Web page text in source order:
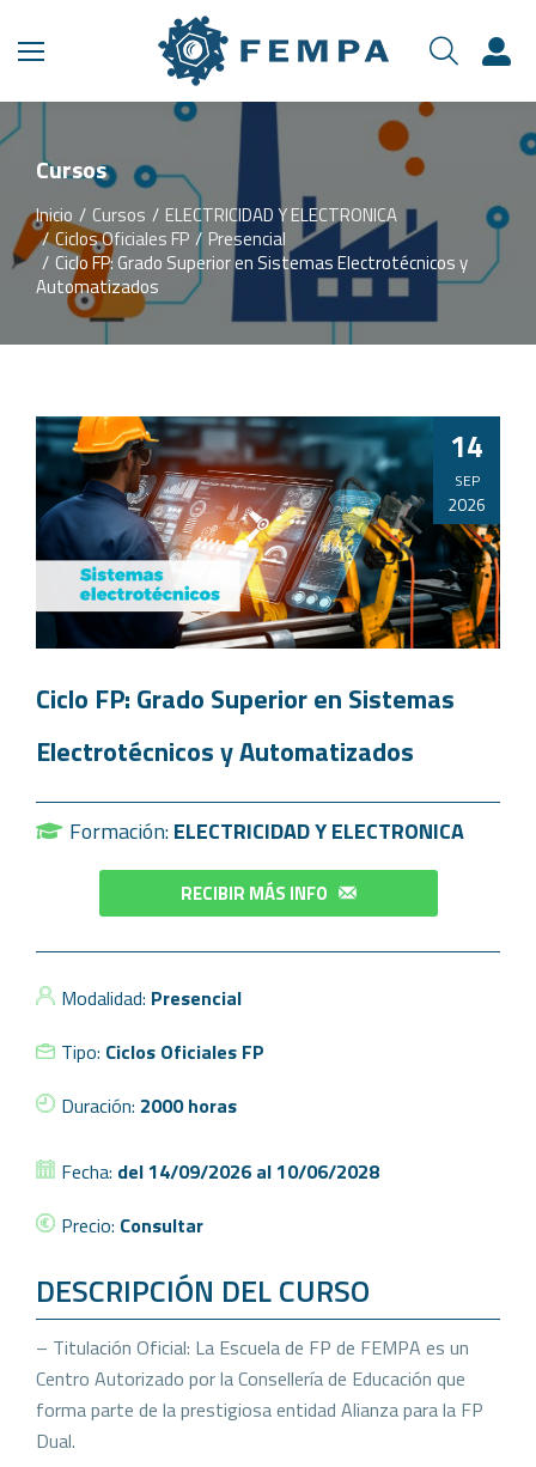
Cursos
Estás aquí:
Inicio Cursos
ELECTRICIDAD Y ELECTRONICA
Ciclos Oficiales FP
Presencial
Ciclo FP: Grado Superior en Sistemas Electrotécnicos y
Automatizados
SEP
14
2026
Ciclo FP: Grado Superior en Sistemas
Electrotécnicos y Automatizados
Formación:ELECTRICIDAD Y ELECTRONICA
RECIBIR MÁS INFO
Modalidad: Presencial
Tipo: Ciclos Oficiales FP
Duración: 2000 horas
Fecha: del 14/09/2026 al 10/06/2028
Precio: Consultar
DESCRIPCIÓN DEL CURSO
– Titulación Oficial: La Escuela de FP de FEMPA es un
Centro Autorizado por la Consellería de Educación que
forma parte de la prestigiosa entidad Alianza para la FP
Dual.